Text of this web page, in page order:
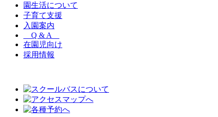
園生活について
子育て支援
入園案内
Q & A
在園児向け
採用情報